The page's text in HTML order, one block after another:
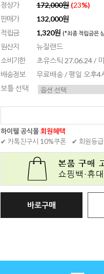
정상가 172,000원 (23%)
판매가
132,000원
적립금
1,320원 (*최종 적립금은
원산지
뉴질랜드
소비기한
초유스틱 27.06.24 /
배송정보
무료배송 / 평일 오후4
보틀 선택
하이웰 공식몰회원혜택
✔ 카톡친구시 10%쿠폰
✔ 회원등
바로구매